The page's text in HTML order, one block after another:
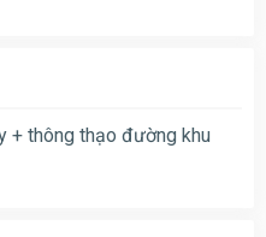
+ thông thạo đường khu